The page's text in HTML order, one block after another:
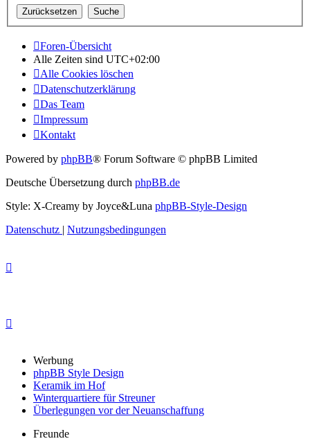
Foren-Übersicht
Alle Zeiten sind UTC+02:00
Alle Cookies löschen
Datenschutzerklärung
Das Team
Impressum
Kontakt
Powered by phpBB® Forum Software © phpBB Limited
Deutsche Übersetzung durch phpBB.de
Style: X-Creamy by Joyce&Luna phpBB-Style-Design
Datenschutz | Nutzungsbedingungen
Werbung
phpBB Style Design
Keramik im Hof
Winterquartiere für Streuner
Überlegungen vor der Neuanschaffung
Freunde